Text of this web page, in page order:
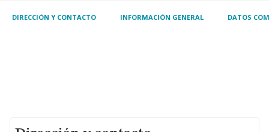
DIRECCIÓN Y CONTACTO INFORMACIÓN GENERAL DATOS